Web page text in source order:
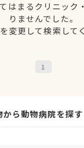
はまるクリニック
りませんでした。
変更して検索して
1
から動物病院を探す